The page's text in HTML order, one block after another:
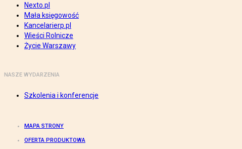
Nexto.pl
Mała księgowość
Kancelarierp.pl
Wieści Rolnicze
Życie Warszawy
NASZE WYDARZENIA
Szkolenia i konferencje
MAPA STRONY
OFERTA PRODUKTOWA